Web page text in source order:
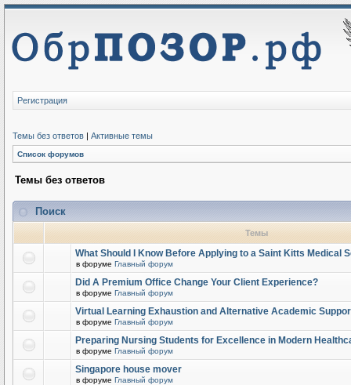
Регистрация
Темы без ответов | Активные темы
Список форумов
Темы без ответов
Поиск
Темы
What Should I Know Before Applying to a Saint Kitts Medical
в форуме Главный форум
Did A Premium Office Change Your Client Experience?
в форуме Главный форум
Virtual Learning Exhaustion and Alternative Academic
в форуме Главный форум
Preparing Nursing Students for Excellence in Modern
в форуме Главный форум
Singapore house mover
в форуме Главный форум